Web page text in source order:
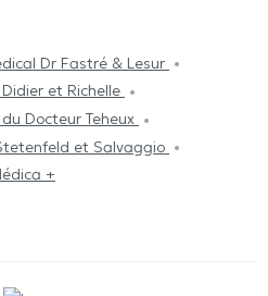
Dr Fastré & Lesur
et Richelle
Docteur Teheux
et Salvaggio
+